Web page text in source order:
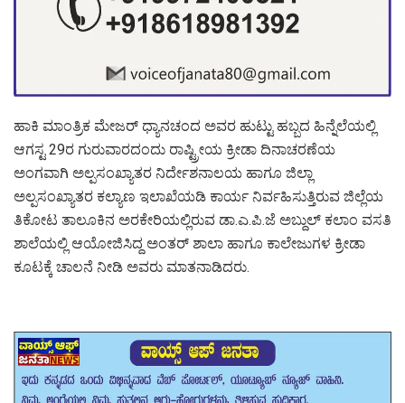
ಹಾಕಿ ಮಾಂತ್ರಿಕ ಮೇಜರ್ ಧ್ಯಾನಚಂದ ಅವರ ಹುಟ್ಟು ಹಬ್ಬದ ಹಿನ್ನೆಲೆಯಲ್ಲಿ
ಆಗಸ್ಟ 29ರ ಗುರುವಾರದಂದು ರಾಷ್ಟ್ರೀಯ ಕ್ರೀಡಾ ದಿನಾಚರಣೆಯ
ಅಂಗವಾಗಿ ಅಲ್ಪಸಂಖ್ಯಾತರ ನಿರ್ದೇಶನಾಲಯ ಹಾಗೂ ಜಿಲ್ಲಾ
ಅಲ್ಪಸಂಖ್ಯಾತರ ಕಲ್ಯಾಣ ಇಲಾಖೆಯಡಿ ಕಾರ್ಯ ನಿರ್ವಹಿಸುತ್ತಿರುವ ಜಿಲ್ಲೆಯ
ತಿಕೋಟ ತಾಲೂಕಿನ ಅರಕೇರಿಯಲ್ಲಿರುವ ಡಾ.ಎ.ಪಿ.ಜೆ ಅಬ್ದುಲ್ ಕಲಾಂ ವಸತಿ
ಶಾಲೆಯಲ್ಲಿ ಆಯೋಜಿಸಿದ್ದ ಅಂತರ್ ಶಾಲಾ ಹಾಗೂ ಕಾಲೇಜುಗಳ ಕ್ರೀಡಾ
ಕೂಟಕ್ಕೆ ಚಾಲನೆ ನೀಡಿ ಅವರು ಮಾತನಾಡಿದರು.